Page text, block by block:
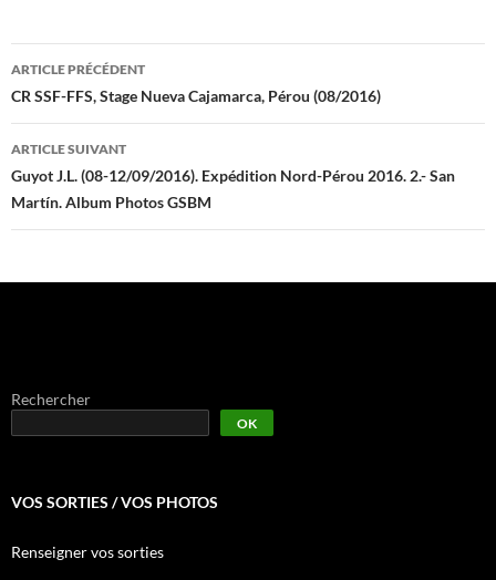
Navigation
des
articles
ARTICLE PRÉCÉDENT
CR SSF-FFS, Stage Nueva Cajamarca, Pérou (08/2016)
ARTICLE SUIVANT
Guyot J.L. (08-12/09/2016). Expédition Nord-Pérou 2016. 2.- San
Martín. Album Photos GSBM
Rechercher
OK
VOS SORTIES / VOS PHOTOS
Renseigner vos sorties